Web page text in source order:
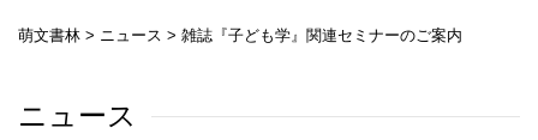
萌文書林 > ニュース > 雑誌『子ども学』関連セミナーのご案内
ニュース